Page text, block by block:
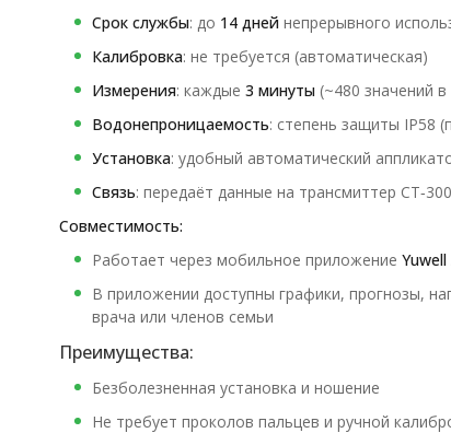
Срок службы: до 14 днейнепрерывного
Калибровка: не требуется (автоматическая)
Измерения: каждые 3 минуты(~480 значений в
Водонепроницаемость: степень защиты IP58
Установка: удобный автоматический
Связь: передаёт данные на трансмиттер
Совместимость:
Работает через мобильное приложение
В приложении доступны графики, прогнозы,
врача или членов семьи
Преимущества:
Безболезненная установка и ношение
Не требует проколов пальцев и ручной